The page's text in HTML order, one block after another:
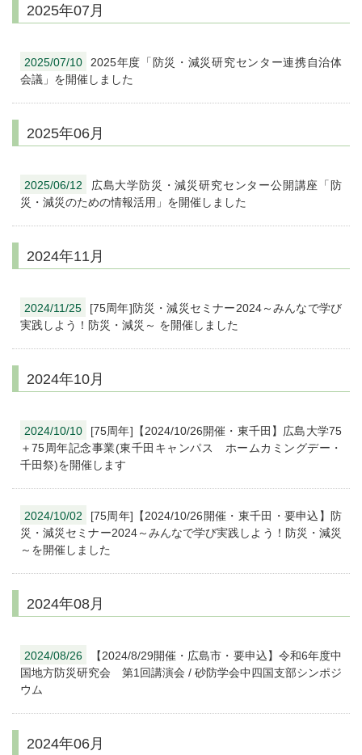
2025年07月
2025/07/10
2025年度「防災・減災研究センター連携自治体
会議」を開催しました
2025年06月
2025/06/12
広島大学防災・減災研究センター公開講座「防
災・減災のための情報活用」を開催しました
2024年11月
2024/11/25
[75周年]防災・減災セミナー2024～みんなで学び
実践しよう！防災・減災～ を開催しました
2024年10月
2024/10/10
[75周年]【2024/10/26開催・東千田】広島大学75
＋75周年記念事業(東千田キャンパス ホームカミングデー・
千田祭)を開催します
2024/10/02
[75周年]【2024/10/26開催・東千田・要申込】防
災・減災セミナー2024～みんなで学び実践しよう！防災・減災
～を開催しました
2024年08月
2024/08/26
【2024/8/29開催・広島市・要申込】令和6年度中
国地方防災研究会 第1回講演会 / 砂防学会中四国支部シンポジ
ウム
2024年06月